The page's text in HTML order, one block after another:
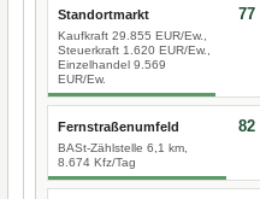
Standortmarkt
Kaufkraft 29.855 EUR/Ew.,
Steuerkraft 1.620 EUR/Ew.,
Einzelhandel 9.569
EUR/Ew.
77
Fernstraßenumfeld
BASt-Zählstelle 6,1 km,
8.674 Kfz/Tag
82